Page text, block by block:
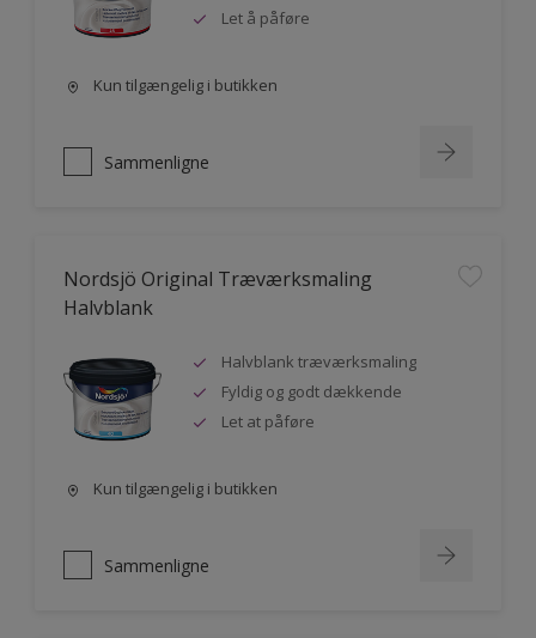
Let å påføre
Kun tilgængelig i butikken
Sammenligne
Nordsjö Original Træværksmaling
Halvblank
Halvblank træværksmaling
Fyldig og godt dækkende
Let at påføre
Kun tilgængelig i butikken
Sammenligne